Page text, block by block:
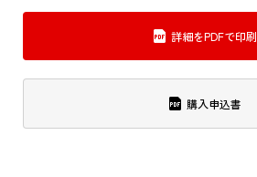
詳細をPDFで印刷
購入申込書